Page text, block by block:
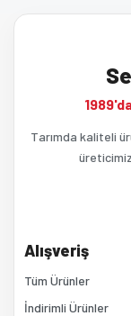
Görüş ve
Ürün resmi
Ürün
Bu ürüne
Tarımda kaliteli
Alışveriş
Tüm Ürünler
İndirimli Ürünler